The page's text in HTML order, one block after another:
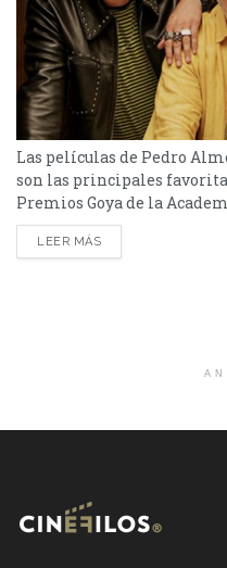
Las películas de Pedro
son las principales
Premios Goya de la
Cinematográficas de
cinta en la que Alejandro
LEER MÁS